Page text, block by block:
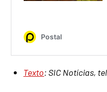
Texto: SIC Notícias,